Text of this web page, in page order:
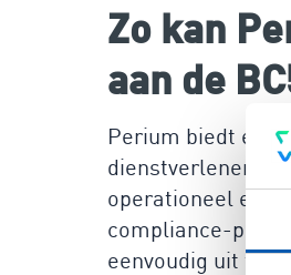
Zo kan
aan de
Perium biedt een
dienstverleners te
operationeel en
compliance-
eenvoudig uit te